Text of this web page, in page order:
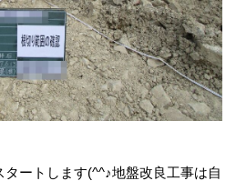
ートします(^^♪地盤改良工事は自